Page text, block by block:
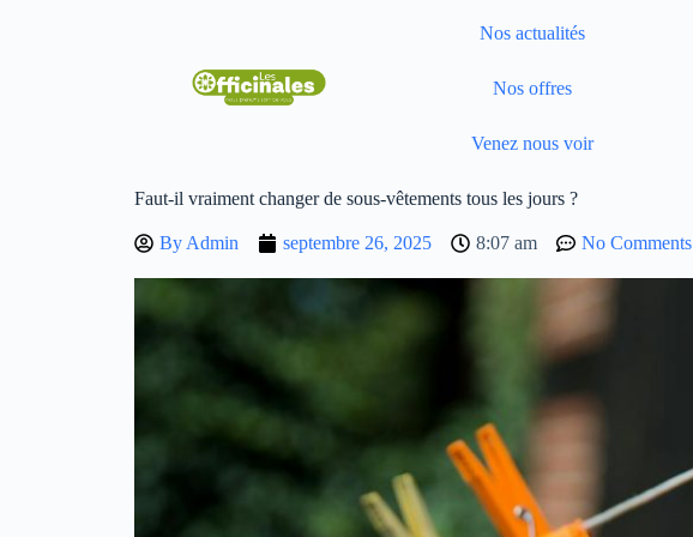
Nos actualités
Nos offres
Venez nous voir
Faut-il vraiment changer de sous-vêtements tous les jours ?
By Admin septembre 26, 2025 8:07 am No Comments